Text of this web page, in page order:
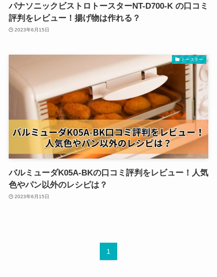
パナソニックビストロトースターNT-D700-K の口コミ
評判をレビュー！揚げ物は作れる？
2023年6月15日
トースター
バルミューダK05A-BKの口コミ評判をレビュー！人気
色やパン以外のレシピは？
2023年6月15日
1